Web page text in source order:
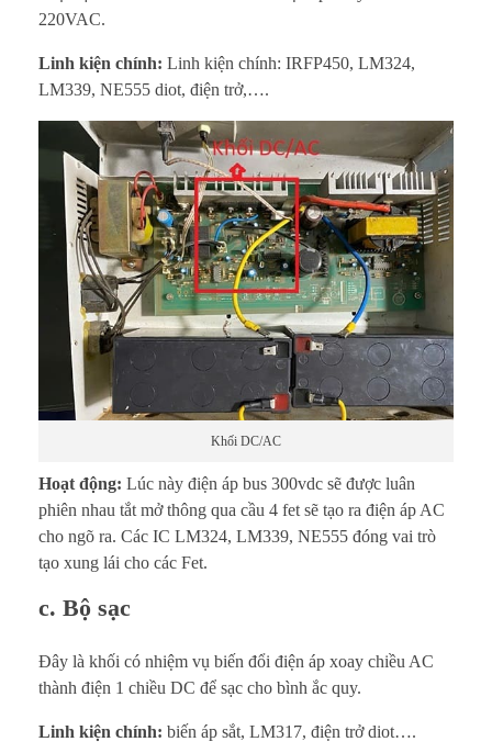
220VAC.
Linh kiện chính: Linh kiện chính: IRFP450, LM324,
LM339, NE555 diot, điện trở,….
Khối DC/AC
Hoạt động: Lúc này điện áp bus 300vdc sẽ được luân
phiên nhau tắt mở thông qua cầu 4 fet sẽ tạo ra điện áp AC
cho ngõ ra. Các IC LM324, LM339, NE555 đóng vai trò
tạo xung lái cho các Fet.
c. Bộ sạc
Đây là khối có nhiệm vụ biến đổi điện áp xoay chiều AC
thành điện 1 chiều DC để sạc cho bình ắc quy.
Linh kiện chính: biến áp sắt, LM317, điện trở diot….